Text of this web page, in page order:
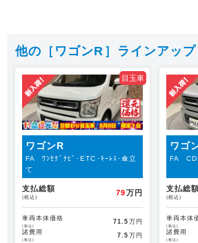
他の［ワゴンR］ラインアップ
目玉車
ワゴンR
FA ﾜﾝｾｸﾞﾅﾋﾞ･ETC･ｷｰﾚｽ･傘立
て
支払総額
(税込)
79万円
車両本体価格
(税込)
71.5 万円
諸費用
(税込)
7.5 万円
ワゴ
FA CD
支払総額
(税込)
車両本体
(税込)
諸費用
(税込)